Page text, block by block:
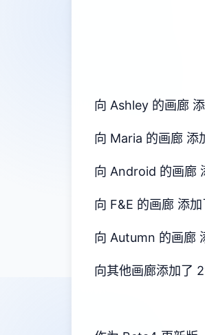
向 Ashley 的画廊
向 Maria 的画廊 添
向 Android 的画廊
向 F&E 的画廊 添
向 Autumn 的画廊
向其他画廊添加了